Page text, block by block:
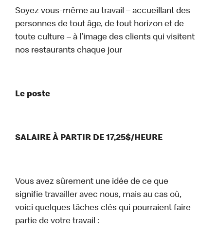
Soyez vous-même au travail – accueillant des
personnes de tout âge, de tout horizon et de
toute culture – à l’image des clients qui visitent
nos restaurants chaque jour
Le poste
SALAIRE À PARTIR DE 17,25$/HEURE
Vous avez sûrement une idée de ce que
signifie travailler avec nous, mais au cas où,
voici quelques tâches clés qui pourraient faire
partie de votre travail :